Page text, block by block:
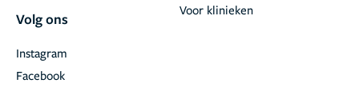
Volg ons
Facebook
Instagram
Voor klinieken